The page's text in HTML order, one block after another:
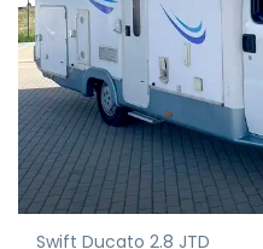
Swift Ducato 2.8 JTD